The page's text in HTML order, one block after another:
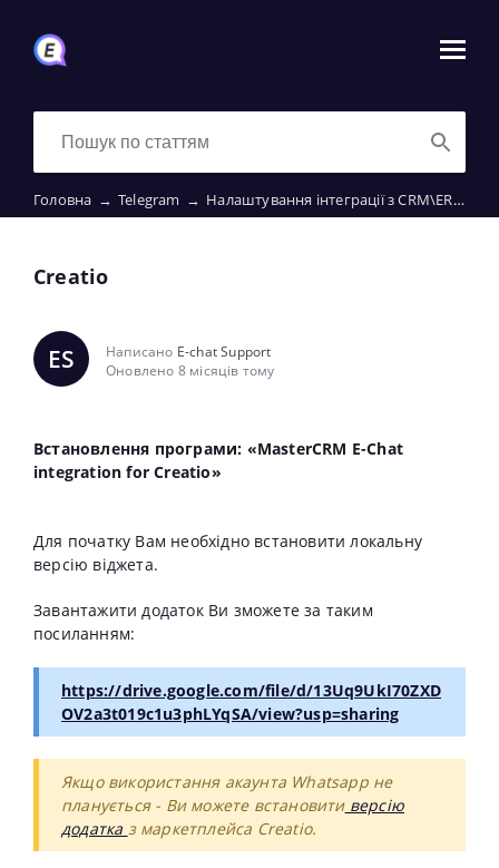
Головна → Telegram → Налаштування інтеграції з CRM\ERP
Creatio
ES Написано E-chat Support
Оновлено 8 місяців тому
Встановлення програми: «MasterCRM E-Chat
integration for Creatio»
Для початку Вам необхідно встановити локальну
версію віджета.
Завантажити додаток Ви зможете за таким
посиланням:
https://drive.google.com/file/d/13Uq9UkI70ZXD
OV2a3t019c1u3phLYqSA/view?usp=sharing
Якщо використання акаунта Whatsapp не
планується - Ви можете встановитиверсію
додатка з маркетплейса Creatio.